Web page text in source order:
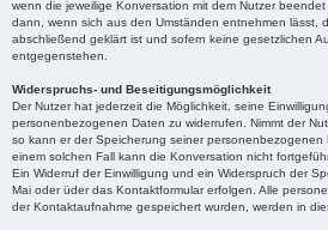
wenn die jeweilige Konversation mit dem Nutzer
dann, wenn sich aus den Umständen entnehmen lässt,
abschließend geklärt ist und sofern keine gesetzlichen
entgegenstehen.
Widerspruchs- und Beseitigungsmöglichkeit
Der Nutzer hat jederzeit die Möglichkeit, seine
personenbezogenen Daten zu widerrufen. Nimmt der
so kann er der Speicherung seiner personenbezogenen
einem solchen Fall kann die Konversation nicht
Ein Widerruf der Einwilligung und ein Widerspruch der
Mai oder üder das Kontaktformular erfolgen. Alle
der Kontaktaufnahme gespeichert wurden, werden in